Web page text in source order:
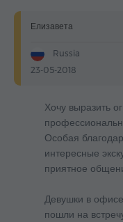
Елизавета
Russia
23-05-2018
Хочу выразить
Особая
интересные
приятное
Девушки в
пошли на